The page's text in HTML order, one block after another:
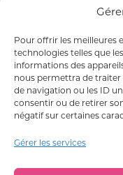
Pour offrir les meilleures
technologies telles que
informations des
nous permettra de
de navigation ou les ID
consentir ou de retirer
négatif sur certaines
Gérer les services
ABONNEZ-
QUALITÉS ET